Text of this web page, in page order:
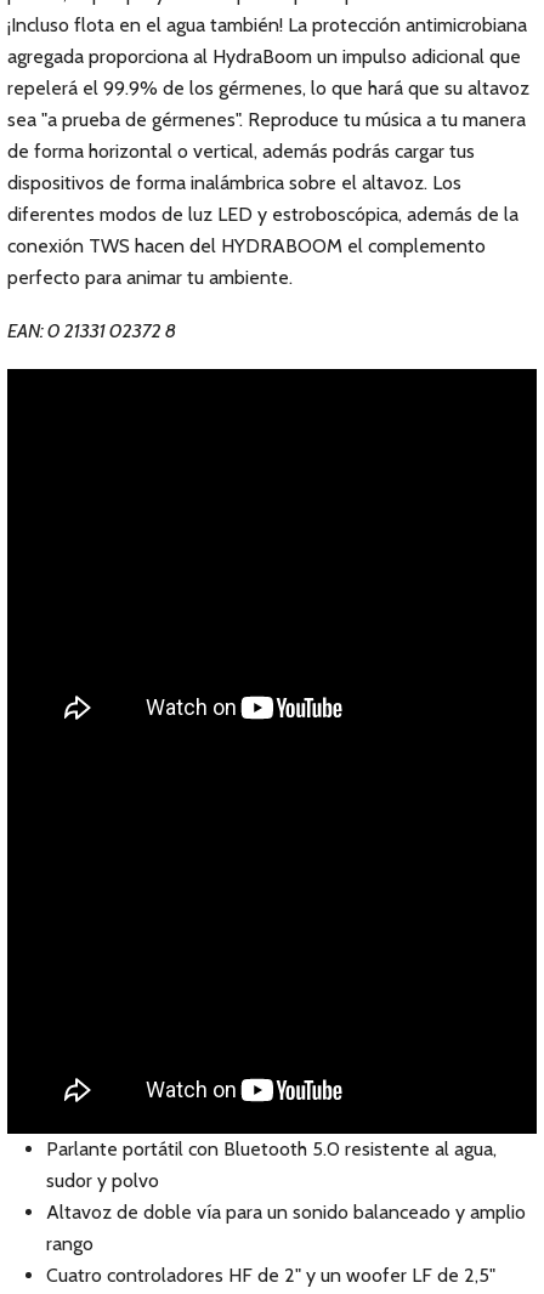
¡Incluso flota en el agua también! La protección antimicrobiana
agregada proporciona al HydraBoom un impulso adicional que
repelerá el 99.9% de los gérmenes, lo que hará que su altavoz
sea "a prueba de gérmenes". Reproduce tu música a tu manera
de forma horizontal o vertical, además podrás cargar tus
dispositivos de forma inalámbrica sobre el altavoz. Los
diferentes modos de luz LED y estroboscópica, además de la
conexión TWS hacen del HYDRABOOM el complemento
perfecto para animar tu ambiente.
EAN: 0 21331 02372 8
Parlante portátil con Bluetooth 5.0 resistente al agua,
sudor y polvo
Altavoz de doble vía para un sonido balanceado y amplio
rango
Cuatro controladores HF de 2" y un woofer LF de 2,5"